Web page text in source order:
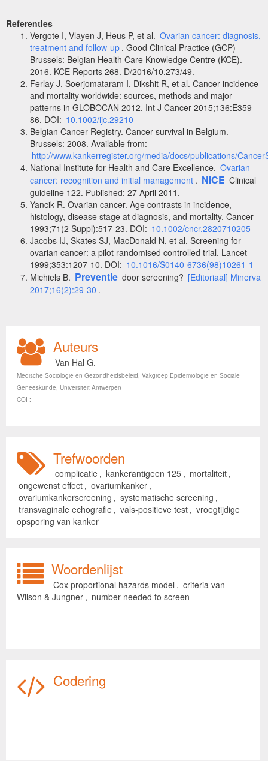
Referenties
Vergote I, Vlayen J, Heus P, et al. Ovarian cancer: diagnosis,
treatment and follow-up . Good Clinical Practice (GCP)
Brussels: Belgian Health Care Knowledge Centre (KCE).
2016. KCE Reports 268. D/2016/10.273/49.
Ferlay J, Soerjomataram I, Dikshit R, et al. Cancer incidence
and mortality worldwide: sources, methods and major
patterns in GLOBOCAN 2012. Int J Cancer 2015;136:E359-
86. DOI: 10.1002/ijc.29210
Belgian Cancer Registry. Cancer survival in Belgium.
Brussels: 2008. Available from:
http://www.kankerregister.org/media/docs/publications/
National Institute for Health and Care Excellence. Ovarian
cancer: recognition and initial management . NICE Clinical
guideline 122. Published: 27 April 2011.
Yancik R. Ovarian cancer. Age contrasts in incidence,
histology, disease stage at diagnosis, and mortality. Cancer
1993;71(2 Suppl):517-23. DOI: 10.1002/cncr.2820710205
Jacobs IJ, Skates SJ, MacDonald N, et al. Screening for
ovarian cancer: a pilot randomised controlled trial. Lancet
1999;353:1207-10. DOI: 10.1016/S0140-6736(98)10261-1
Michiels B. Preventie door screening? [Editoriaal] Minerva
2017;16(2):29-30 .
Auteurs
Van Hal G.
Medische Sociologie en Gezondheidsbeleid, Vakgroep Epidemiologie en Sociale
Geneeskunde, Universiteit Antwerpen
COI :
Trefwoorden
complicatie , kankerantigeen 125 , mortaliteit ,
ongewenst effect , ovariumkanker ,
ovariumkankerscreening , systematische screening ,
transvaginale echografie , vals-positieve test , vroegtijdige
opsporing van kanker
Woordenlijst
Cox proportional hazards model , criteria van
Wilson & Jungner , number needed to screen
Codering